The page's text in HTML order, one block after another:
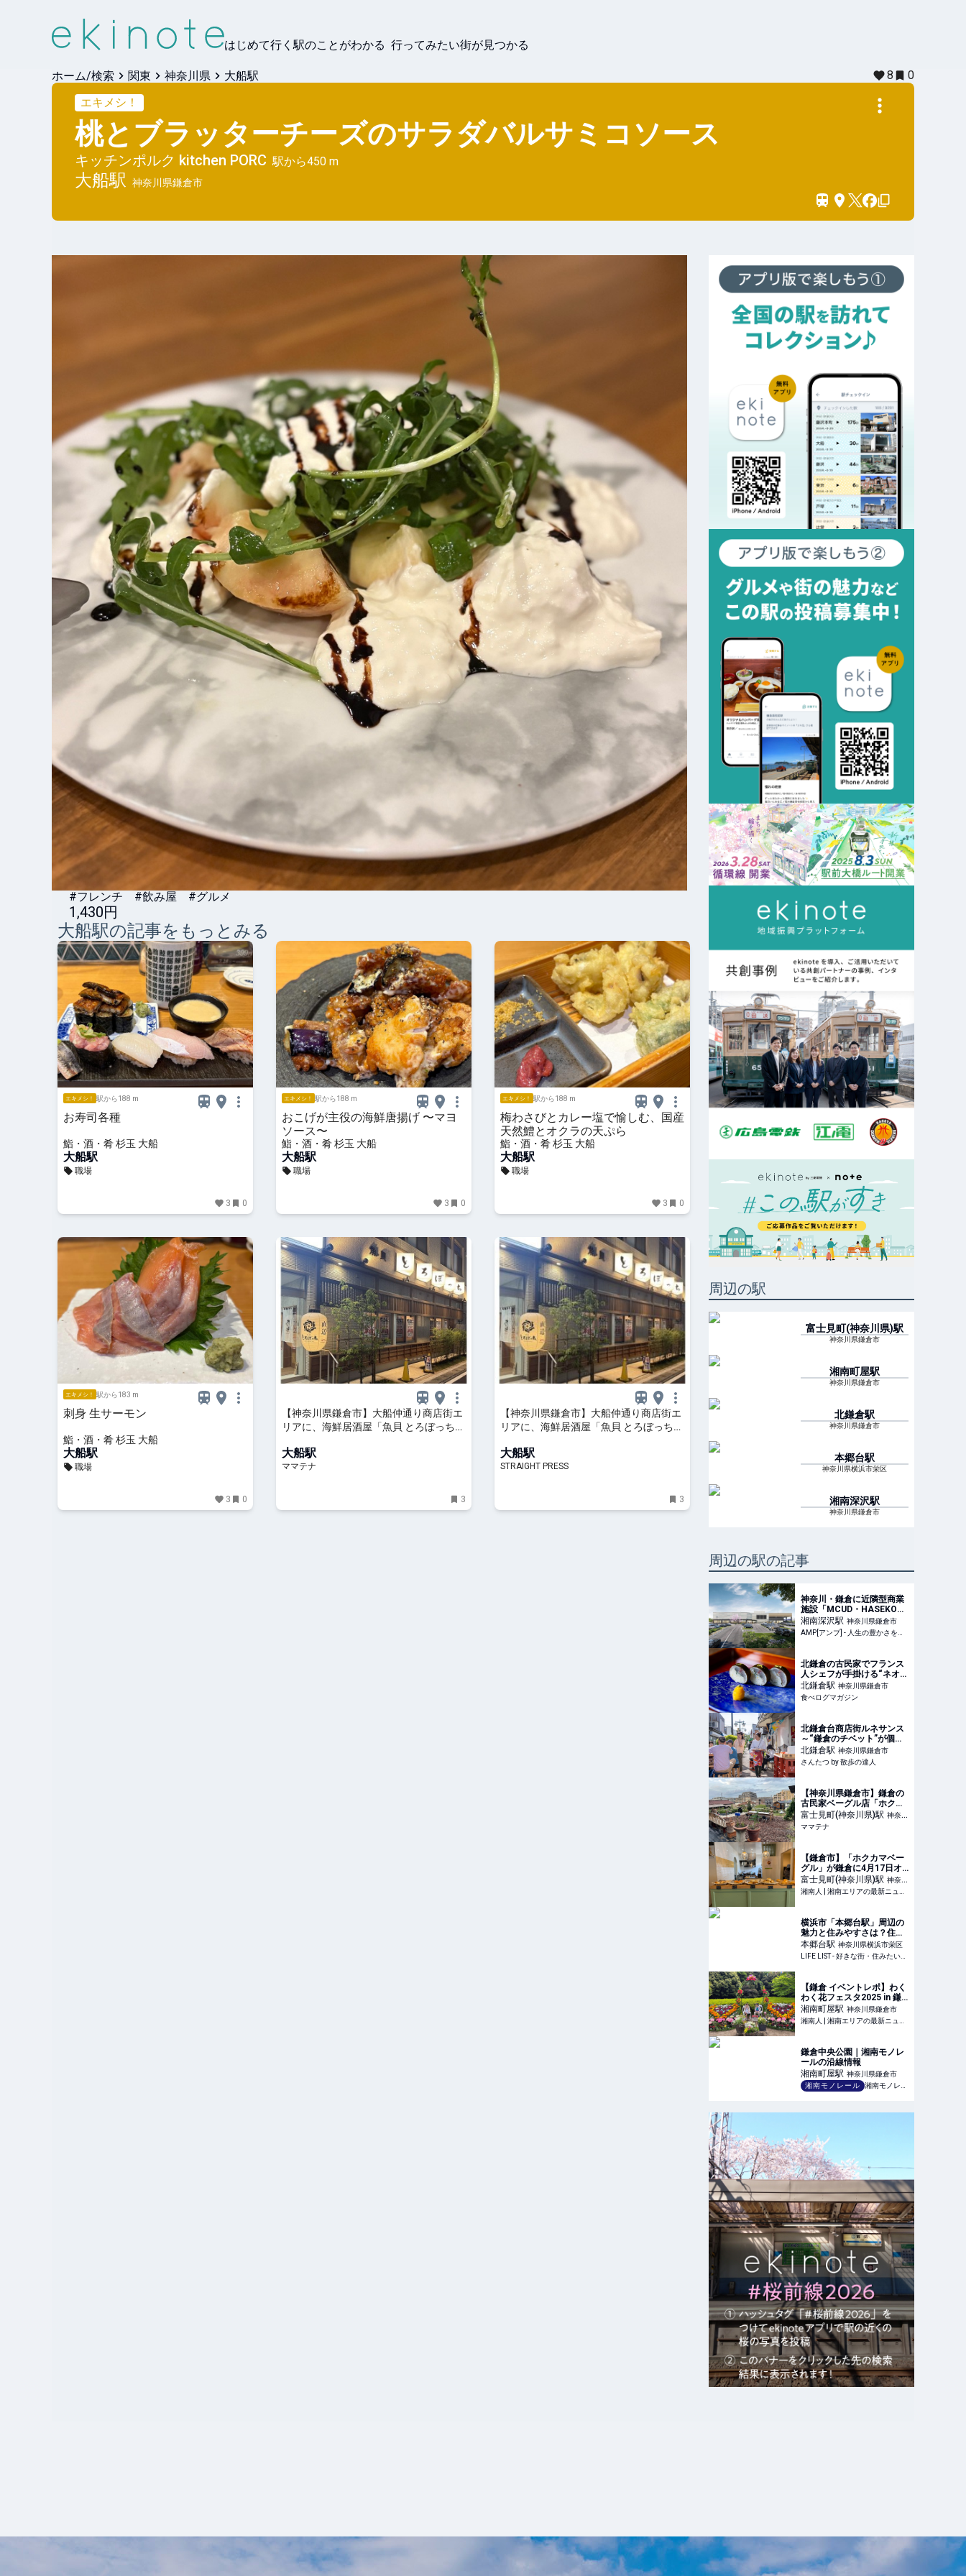
はじめて行く駅のことがわかる 行ってみたい街が見つかる
ホーム/検索 関東 神奈川県 大船駅 8
0
エキメシ！
桃とブラッターチーズのサラダバルサミコソース
キッチンポルク kitchen PORC 駅から450 m
大船駅 神奈川県鎌倉市
#フレンチ #飲み屋 #グルメ
1,430円
大船駅の記事をもっとみる
エキメシ！ 駅から188 m
お寿司各種
鮨・酒・肴 杉玉 大船
大船駅
職場
3 0
エキメシ！ 駅から188 m
おこげが主役の海鮮唐揚げ 〜マヨ
ソース〜
鮨・酒・肴 杉玉 大船
大船駅
職場
3 0
エキメシ！ 駅から188 m
梅わさびとカレー塩で愉しむ、国産
天然鱧とオクラの天ぷら
鮨・酒・肴 杉玉 大船
大船駅
職場
3 0
エキメシ！ 駅から183 m
刺身 生サーモン
鮨・酒・肴 杉玉 大船
大船駅
職場
3 0
【神奈川県鎌倉市】大船仲通り商店街エ
リアに、海鮮居酒屋「魚貝 とろぼっち
大船駅
ママテナ
3
【神奈川県鎌倉市】大船仲通り商店街エ
リアに、海鮮居酒屋「魚貝 とろぼっち
大船駅
STRAIGHT PRESS
3
周辺の駅
富士見町(神奈川県)駅
神奈川県鎌倉市
湘南町屋駅
神奈川県鎌倉市
北鎌倉駅
神奈川県鎌倉市
本郷台駅
神奈川県横浜市栄区
湘南深沢駅
神奈川県鎌倉市
周辺の駅の記事
神奈川・鎌倉に近隣型商業
施設「MCUD・HASEKO
Retail鎌倉梶原」が竣工 カ
インズとライフが出店 |
AMP[アンプ] - 人生の豊か
りだす新世代向けビジネス
メディア
湘南深沢駅 神奈川県鎌倉市
AMP[アンプ] - 人生の豊かさを生む瞬間を情報でつくりだす新世代向けビジネスメディア
北鎌倉の古民家でフランス
人シェフが手掛ける“ネオ懐
石” | 食べログマガジン
北鎌倉駅 神奈川県鎌倉市
食べログマガジン
北鎌倉台商店街ルネサンス
～“鎌倉のチベット”が個性
豊かな面々の力で新たなス
テージへ～｜さんたつ by
散歩の達人
北鎌倉駅 神奈川県鎌倉市
さんたつ by 散歩の達人
【神奈川県鎌倉市】鎌倉の
古民家ベーグル店「ホクカ
マベーグル」、薪と鉄板に
よる新たなBBQ体験を提供
| ママテナ
富士見町(神奈川県)駅 神奈川
県鎌倉市
ママテナ
【鎌倉市】「ホクカマベー
グル」が鎌倉に4月17日オ
ープン！古民家再生の整う
ベーグル専門店 | 湘南人
富士見町(神奈川県)駅 神奈川
県鎌倉市
湘南人 | 湘南エリアの最新ニュース・グルメ・イベント穴場情報満載！
横浜市「本郷台駅」周辺の
魅力と住みやすさは？住ん
でみた感想とおすすめした
いポイント - LIFE LIST - 好
きな街・住みたい街・私の
本郷台駅 神奈川県横浜市栄区
LIFE LIST - 好きな街・住みたい街・私の街
【鎌倉 イベントレポ】わく
わく花フェスタ2025 in 鎌
倉中央公園 - 自然の中でお
花や動物と触れ合い、笑顔
溢れるイベント！ | 湘南人
湘南町屋駅 神奈川県鎌倉市
湘南人 | 湘南エリアの最新ニュース・グルメ・イベント穴場情報満載！
鎌倉中央公園｜湘南モノレ
ールの沿線情報
湘南町屋駅 神奈川県鎌倉市
湘南モノレール
湘南モノレール株式会社